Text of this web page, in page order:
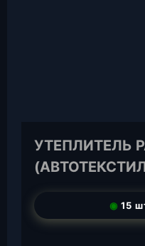
УТЕПЛИТЕЛЬ
◉ 15